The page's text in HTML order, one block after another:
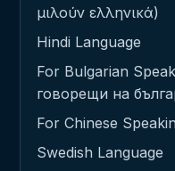
μιλούν ελληνικά)
Hindi Language
For Bulgarian
говорещи на
For Chinese
Swedish Language